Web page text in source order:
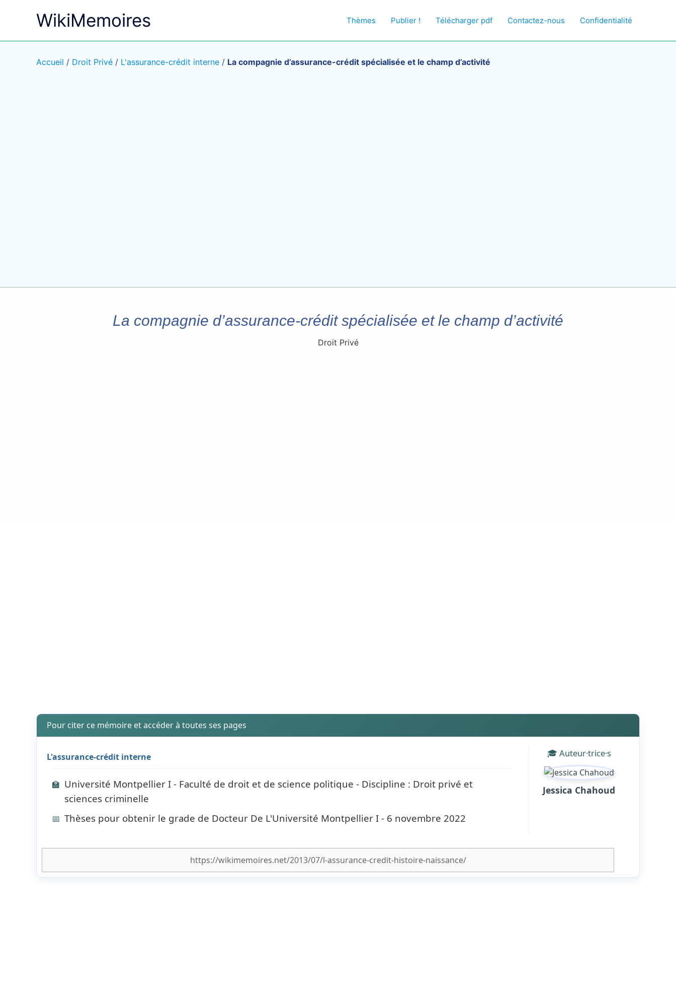
WikiMemoires Thèmes Publier ! Télécharger pdf Contactez-nous Confidentialité
Accueil / Droit Privé / L'assurance-crédit interne / La compagnie d’assurance-crédit spécialisée et le champ d’activité
La compagnie d’assurance-crédit spécialisée et le champ d’activité
Droit Privé
Pour citer ce mémoire et accéder à toutes ses pages
L'assurance-crédit interne
🏫 Université Montpellier I - Faculté de droit et de science politique - Discipline : Droit privé et
sciences criminelle
📅 Thèses pour obtenir le grade de Docteur De L'Université Montpellier I - 6 novembre 2022
🎓 Auteur·trice·s
Jessica Chahoud